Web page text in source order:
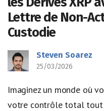
Lettre de Non-
Custodie
Steven Soarez
25/03/2026
Imaginez un monde où
votre contrôle total tout